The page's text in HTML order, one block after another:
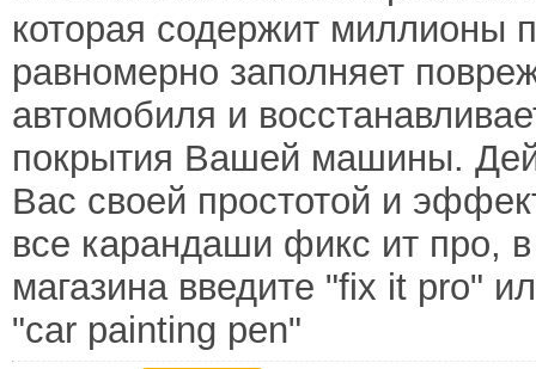
которая содержит миллионы
равномерно заполняет
автомобиля и
покрытия Вашей машины.
Вас своей простотой и
все карандаши фикс ит про,
магазина введите "fix it pro"
"car painting pen"